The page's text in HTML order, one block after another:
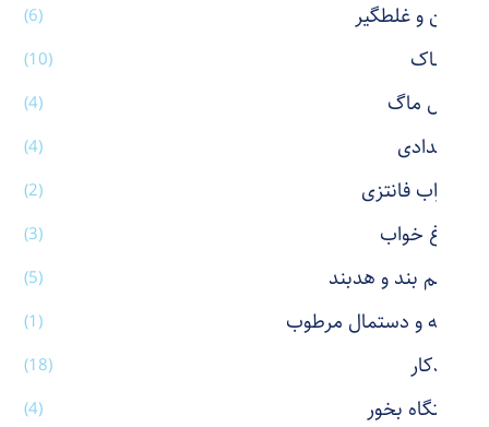
پاکن و غلطگیر (6)
پوشاک (10)
تراول ماگ (4)
جامدادی (4)
جوراب فانتزی (2)
چراغ خواب (3)
چشم بند و هدبند (5)
حوله و دستمال مرطوب (1)
خودکار (18)
دستگاه بخور (4)